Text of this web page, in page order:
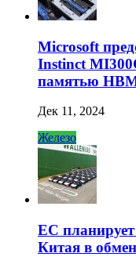
Microsoft
Instinct
памятью
Дек 11, 2024
Железо
ЕС планирует
Китая в